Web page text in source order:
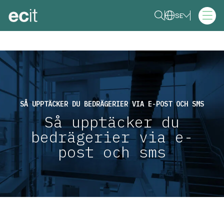
SE
SÅ UPPTÄCKER DU BEDRÄGERIER VIA E-POST OCH SMS
Så upptäcker du
bedrägerier via e-
post och sms